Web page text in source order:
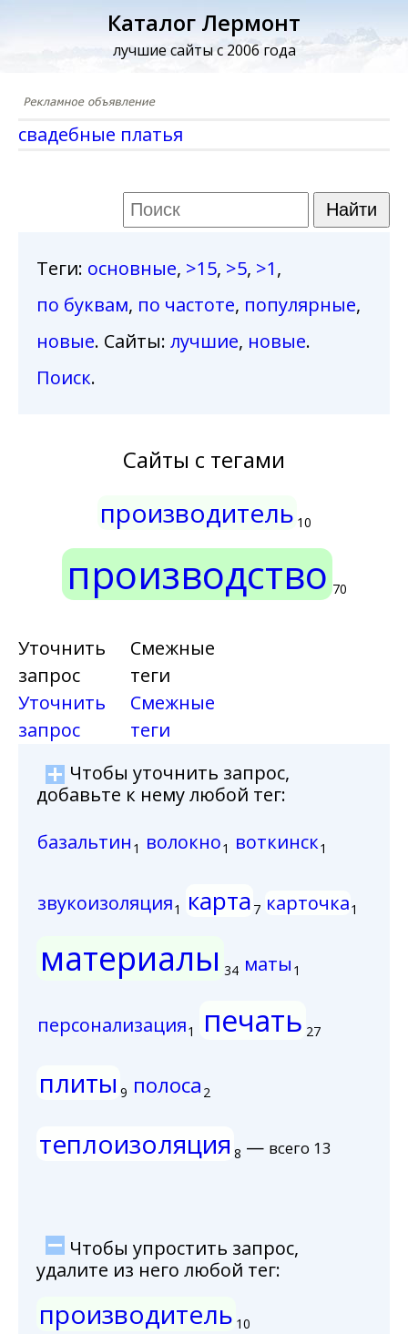
Каталог Лермонт
лучшие сайты с 2006 года
свадебные платья
Теги: основные, >15, >5, >1,
по буквам, по частоте, популярные,
новые. Сайты: лучшие, новые.
Поиск.
Сайты с тегами
производитель 10
производство 70
Уточнить
запрос
Уточнить
запрос
Смежные
теги
Смежные
теги
Чтобы уточнить запрос,
добавьте к нему любой тег:
базальтин 1 волокно1 воткинск1
звукоизоляция1 карта 7 карточка1
материалы 34 маты 1
персонализация1 печать 27
плиты 9 полоса 2
теплоизоляция 8 — всего 13
Чтобы упростить запрос,
удалите из него любой тег:
производитель 10